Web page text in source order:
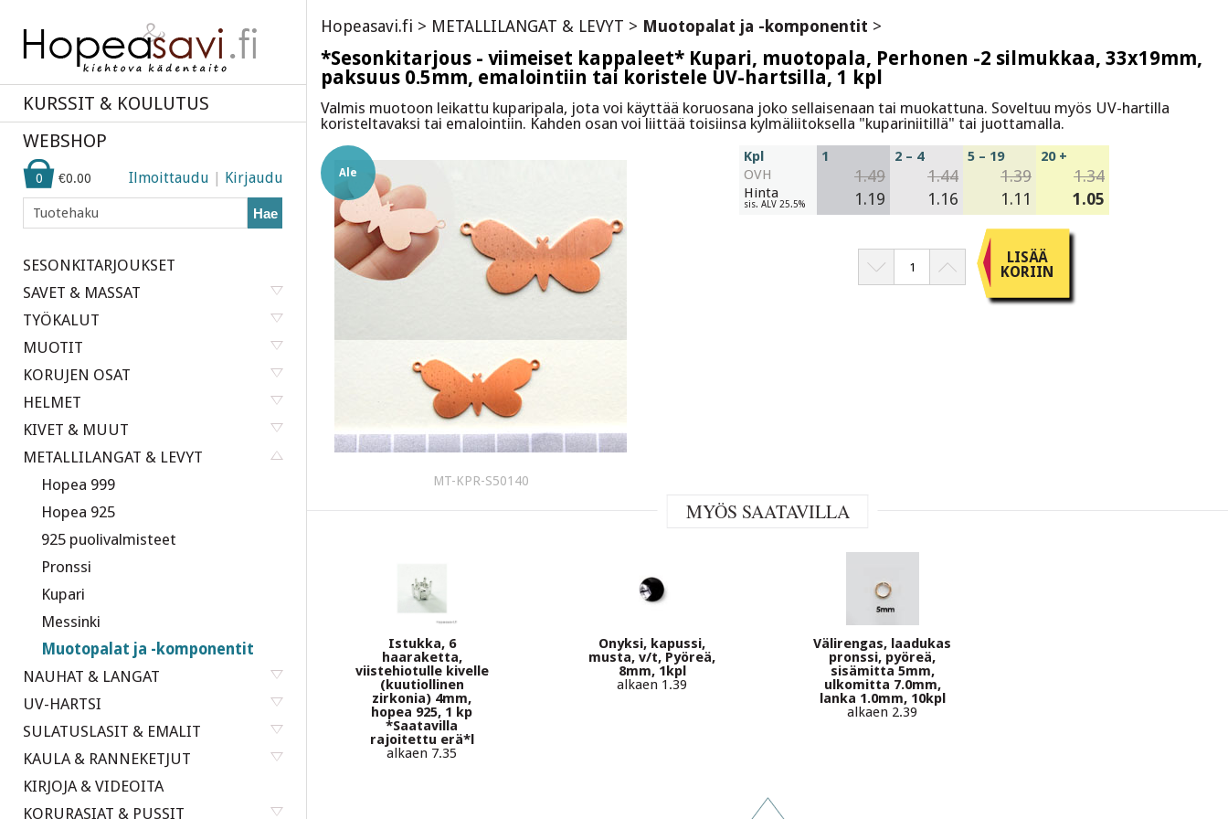
KURSSIT & KOULUTUS
WEBSHOP
Ilmoittaudu | Kirjaudu
0 €0.00
Hae
SESONKITARJOUKSET
SAVET & MASSAT
TYÖKALUT
MUOTIT
KORUJEN OSAT
HELMET
KIVET & MUUT
METALLILANGAT & LEVYT
Hopea 999
Hopea 925
925 puolivalmisteet
Pronssi
Kupari
Messinki
Muotopalat ja -komponentit
NAUHAT & LANGAT
UV-HARTSI
SULATUSLASIT & EMALIT
KAULA & RANNEKETJUT
KIRJOJA & VIDEOITA
KORURASIAT & PUSSIT
Hopeasavi.fi > METALLILANGAT & LEVYT > Muotopalat ja -komponentit >
*Sesonkitarjous - viimeiset kappaleet* Kupari, muotopala, Perhonen -2 silmukkaa, 33x19mm,
paksuus 0.5mm, emalointiin tai koristele UV-hartsilla, 1 kpl
Valmis muotoon leikattu kuparipala, jota voi käyttää koruosana joko sellaisenaan tai muokattuna. Soveltuu myös UV-hartilla
koristeltavaksi tai emalointiin. Kahden osan voi liittää toisiinsa kylmäliitoksella "kupariniitillä" tai juottamalla.
Ale
MT-KPR-S50140
Kpl
OVH
Hinta
sis. ALV 25.5%
1
1.49
1.19
2 – 4
1.44
1.16
5 – 19
1.39
1.11
20 +
1.34
1.05
LISÄÄ
KORIIN
MYÖS SAATAVILLA
Istukka, 6
haaraketta,
viistehiotulle kivelle
(kuutiollinen
zirkonia) 4mm,
hopea 925, 1 kp
*Saatavilla
rajoitettu erä*l
alkaen 7.35
Onyksi, kapussi,
musta, v/t, Pyöreä,
8mm, 1kpl
alkaen 1.39
Välirengas, laadukas
pronssi, pyöreä,
sisämitta 5mm,
ulkomitta 7.0mm,
lanka 1.0mm, 10kpl
alkaen 2.39